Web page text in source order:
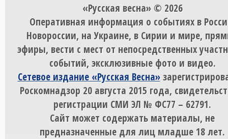
«Русская весна» © 2026
Оперативная информация о событиях в
Новороссии, на Украине, в Сирии и мире,
эфиры, вести с мест от непосредственных
событий, эксклюзивные фото и видео.
Сетевое издание «Русская Весна»
Роскомнадзор 20 августа 2015 года,
регистрации СМИ ЭЛ № ФС77 – 62791.
Сайт может содержать материалы, не
предназначенные для лиц младше 18 лет.